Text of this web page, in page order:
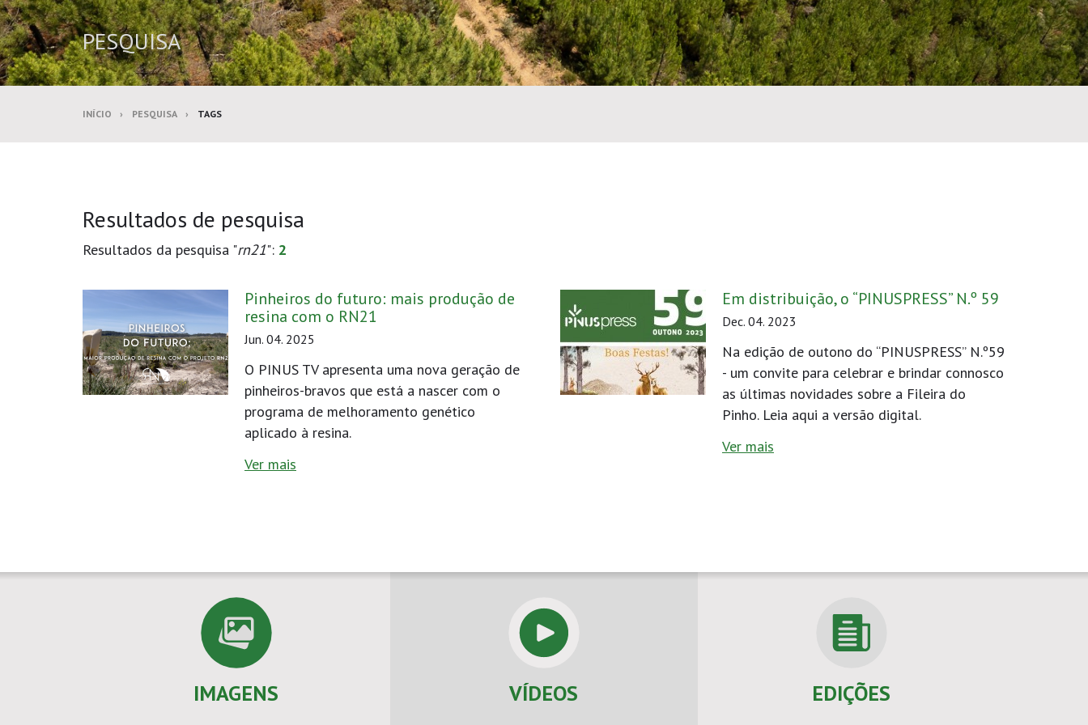
PESQUISA
INÍCIO PESQUISA TAGS
Resultados de pesquisa
Resultados da pesquisa "rn21": 2
Pinheiros do futuro: mais produção de
resina com o RN21
Jun. 04. 2025
O PINUS TV apresenta uma nova geração de
pinheiros-bravos que está a nascer com o
programa de melhoramento genético
aplicado à resina.
Ver mais
Em distribuição, o “PINUSPRESS” N.º 59
Dec. 04. 2023
Na edição de outono do “PINUSPRESS” N.º59
- um convite para celebrar e brindar connosco
as últimas novidades sobre a Fileira do
Pinho. Leia aqui a versão digital.
Ver mais
IMAGENS VÍDEOS EDIÇÕES